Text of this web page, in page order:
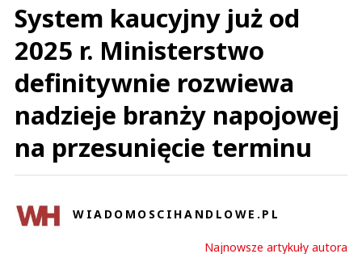
System kaucyjny już od
2025 r. Ministerstwo
definitywnie rozwiewa
nadzieje branży napojowej
na przesunięcie terminu
WIADOMOSCIHANDLOWE.PL
Najnowsze artykuły autora